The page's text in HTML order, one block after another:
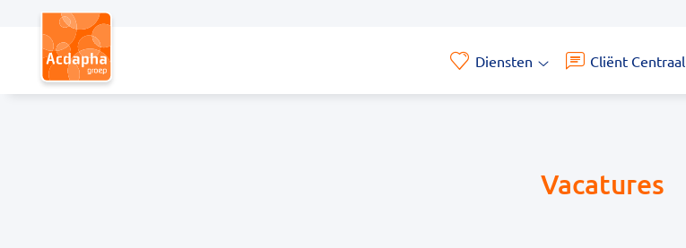
Diensten
submenu
Cliënt Centraal
Vacatures